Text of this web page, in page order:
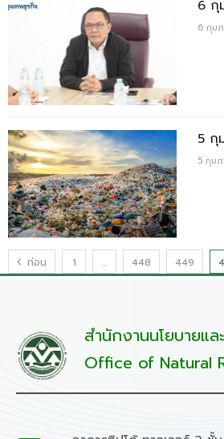
6 กุ
6 กุม
5 กุ
5 กุม
ก่อน 1 … 448 449
สำนักงานนโยบายแ
Office of Natural